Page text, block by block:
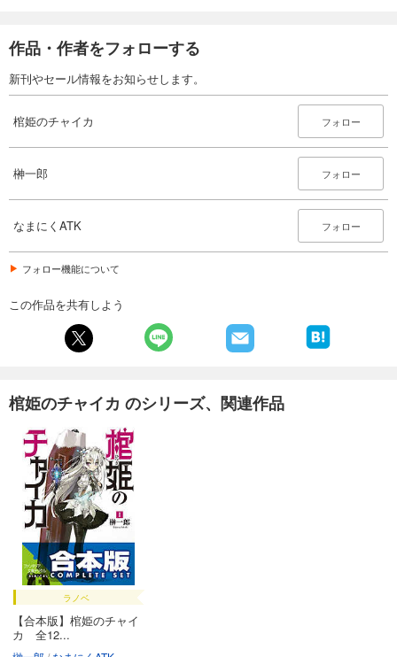
作品・作者をフォローする
新刊やセール情報をお知らせします。
棺姫のチャイカ フォロー
榊一郎 フォロー
なまにくATK フォロー
フォロー機能について
この作品を共有しよう
棺姫のチャイカ のシリーズ、関連作品
ラノベ
【合本版】棺姫のチャイ
カ 全12...